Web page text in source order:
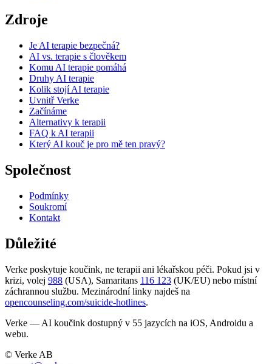
Zdroje
Je AI terapie bezpečná?
AI vs. terapie s člověkem
Komu AI terapie pomáhá
Druhy AI terapie
Kolik stojí AI terapie
Uvnitř Verke
Začínáme
Alternativy k terapii
FAQ k AI terapii
Který AI kouč je pro mě ten pravý?
Společnost
Podmínky
Soukromí
Kontakt
Důležité
Verke poskytuje koučink, ne terapii ani lékařskou péči. Pokud jsi v
krizi, volej 988 (USA), Samaritans 116 123 (UK/EU) nebo místní
záchrannou službu. Mezinárodní linky najdeš na
opencounseling.com/suicide-hotlines.
Verke — AI koučink dostupný v 55 jazycích na iOS, Androidu a
webu.
© Verke AB